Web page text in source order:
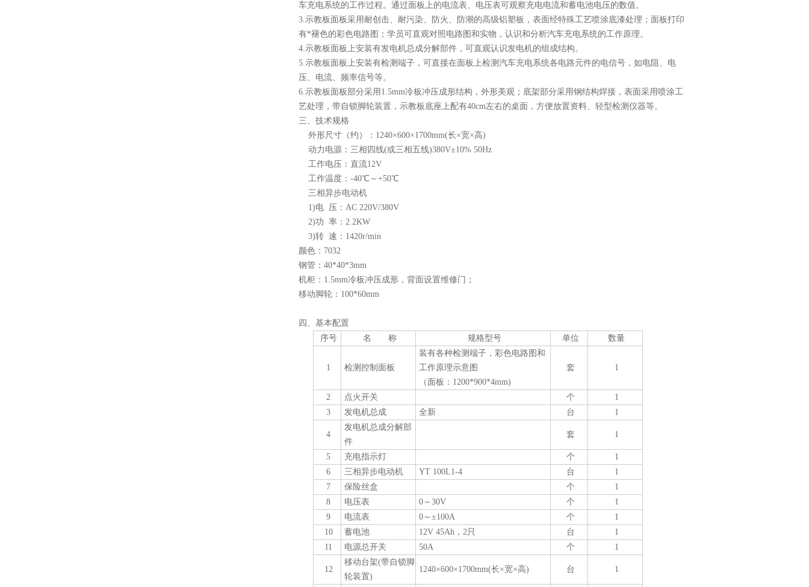
车充电系统的工作过程。通过面板上的电流表、电压表可观察充电电流和蓄电池电压的数值。
3.示教板面板采用耐创击、耐污染、防火、防潮的高级铝塑板，表面经特殊工艺喷涂底漆处理；面板打印
有*褪色的彩色电路图；学员可直观对照电路图和实物，认识和分析汽车充电系统的工作原理。
4.示教板面板上安装有发电机总成分解部件，可直观认识发电机的组成结构。
5.示教板面板上安装有检测端子，可直接在面板上检测汽车充电系统各电路元件的电信号，如电阻、电
压、电流、频率信号等。
6.示教板面板部分采用1.5mm冷板冲压成形结构，外形美观；底架部分采用钢结构焊接，表面采用喷涂工
艺处理，带自锁脚轮装置，示教板底座上配有40cm左右的桌面，方便放置资料、轻型检测仪器等。
三、 技术规格
外形尺寸（约）：1240×600×1700mm(长×宽×高)
动力电源：三相四线(或三相五线)380V±10% 50Hz
工作电压：直流12V
工作温度：-40℃～+50℃
三相异步电动机
1)电 压：AC 220V/380V
2)功 率：2.2KW
3)转 速：1420r/min
颜色：7032
钢管：40*40*3mm
机柜：1.5mm冷板冲压成形，背面设置维修门；
移动脚轮：100*60mm
四、基本配置
序号
名 称 规格型号 单位 数量
1 检测控制面板
装有各种检测端子，彩色电路图和
工作原理示意图
（面板：1200*900*4mm)
套 1
2 点火开关 个
1
3
发电机总成 全新 台 1
4
发电机总成分解部
件
套 1
5 充电指示灯 个
1
6
三相异步电动机 YT 100L1-4 台
1
7
保险丝盒 个
1
8
电压表 0～30V 个
1
9
电流表 0～±100A 个
1
10
蓄电池 12V 45Ah，2只 台
1
11
电源总开关 50A 个 1
12
移动台架(带自锁脚
轮装置)
1240×600×1700mm(长×宽×高) 台 1